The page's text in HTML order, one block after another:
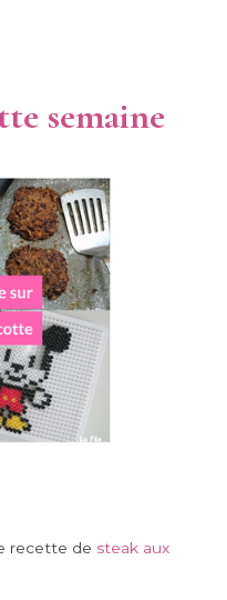
semaine
recette de steak aux